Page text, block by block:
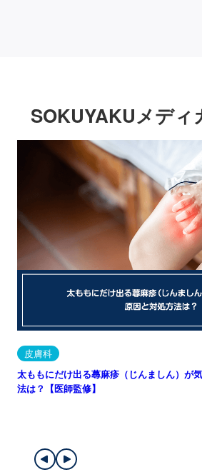
SOKUYAKUメディ
皮膚科
太ももにだけ出る蕁麻疹（じんましん）が
法は？【医師監修】